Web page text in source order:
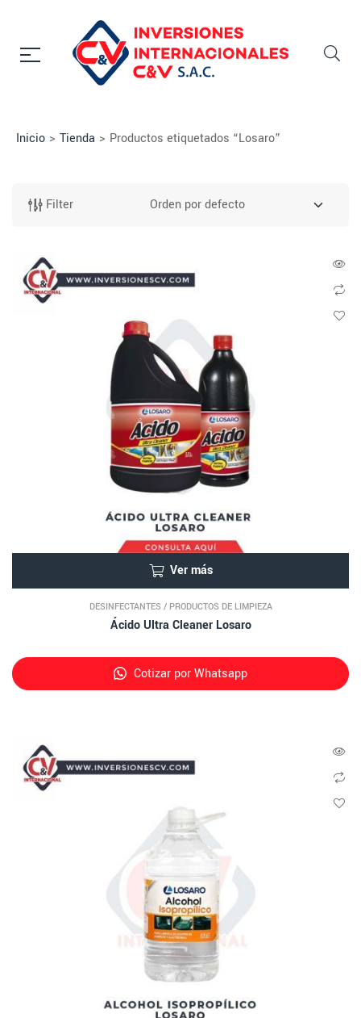
Inicio > Tienda > Productos etiquetados “Losaro”
Filter
Ver más
DESINFECTANTES / PRODUCTOS DE LIMPIEZA
Ácido Ultra Cleaner Losaro
Cotizar por Whatsapp